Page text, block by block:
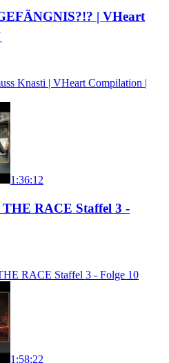
| VHeart
Knasti | VHeart Compilation |
1:36:12
THE RACE Staffel 3 -
RACE Staffel 3 - Folge 10
1:58:22